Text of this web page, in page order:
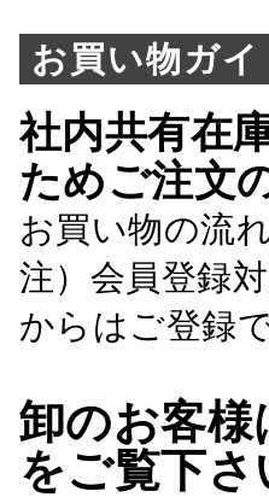
お買い
社内共有在
ためご注文
お買い物の流
注）会員登録
からはご登録
卸のお客様
をご覧下さ